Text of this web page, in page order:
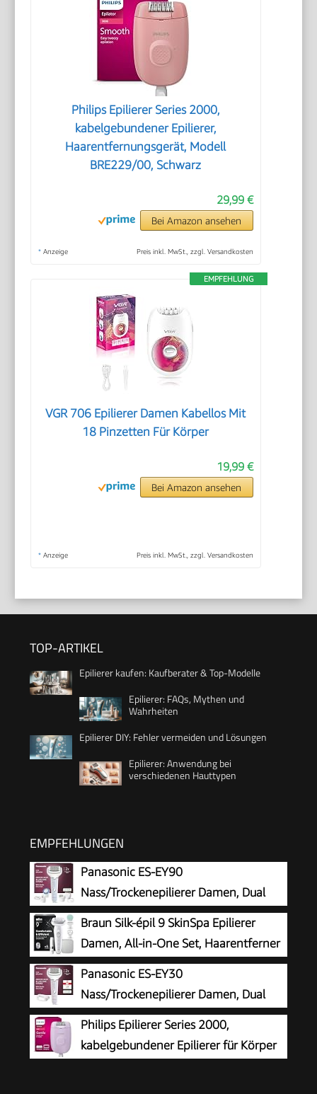
Philips Epilierer Series 2000,
kabelgebundener Epilierer,
Haarentfernungsgerät, Modell
BRE229/00, Schwarz
29,99 €
Bei Amazon ansehen
* Anzeige Preis inkl. MwSt., zzgl. Versandkosten
EMPFEHLUNG
VGR 706 Epilierer Damen Kabellos Mit
18 Pinzetten Für Körper
19,99 €
Bei Amazon ansehen
* Anzeige Preis inkl. MwSt., zzgl. Versandkosten
TOP-ARTIKEL
Epilierer kaufen: Kaufberater & Top-Modelle
Epilierer: FAQs, Mythen und
Wahrheiten
Epilierer DIY: Fehler vermeiden und Lösungen
Epilierer: Anwendung bei
verschiedenen Hauttypen
EMPFEHLUNGEN
Panasonic ES-EY90
Nass/Trockenepilierer Damen, Dual
Disc mit 60 Pinzetten, 90°
schwenkbarer Kopf, 3 Geschwindigkeiten & LED-
Licht, 30 Min. Betrieb, kabellos, Haarentferner,
Scher- und Fußpflegekopf
Braun Silk-épil 9 SkinSpa Epilierer
Damen, All-in-One Set, Haarentferner
für Langanhaltende Haarentfernung,
Ladyshaver, Wasserdicht — Inkl. Facespa
Gesichtshaarentferner — 9-381, Weiß/Silber
Panasonic ES-EY30
Nass/Trockenepilierer Damen, Dual
Disc mit 60 Pinzetten, 90°
schwenkbarer Kopf, 3 Geschwindigkeiten & LED-
Licht, 30 Min. Betrieb, kabellos, Haarentferner.
Philips Epilierer Series 2000,
kabelgebundener Epilierer für Körper